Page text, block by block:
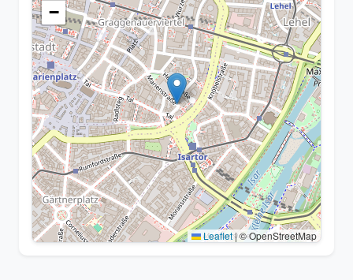
−
Leaflet|© OpenStreetMap